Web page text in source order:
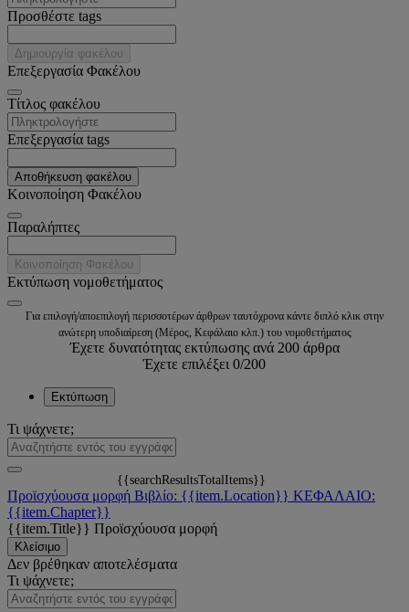
Προσθέστε tags
Δημιουργία φακέλου
Επεξεργασία Φακέλου
Tίτλος φακέλου
Επεξεργασία tags
Αποθήκευση φακέλου
Κοινοποίηση Φακέλου
Παραλήπτες
Κοινοποίηση Φακέλου
Εκτύπωση νομοθετήματος
Για επιλογή/αποεπιλογή περισσοτέρων άρθρων ταυτόχρονα κάντε διπλό κλικ στην
ανώτερη υποδιαίρεση (Μέρος, Κεφάλαιο κλπ.) του νομοθετήματος
Έχετε δυνατότητας εκτύπωσης ανά 200 άρθρα
Έχετε επιλέξει 0/200
Εκτύπωση
Τι ψάχνετε;
{{searchResultsTotalItems}}
Προϊσχύουσα μορφή Βιβλίο: {{item.Location}} ΚΕΦΑΛΑΙΟ:
{{item.Chapter}}
{{item.Title}} Προϊσχύουσα μορφή
Κλείσιμο
Δεν βρέθηκαν αποτελέσματα
Τι ψάχνετε;